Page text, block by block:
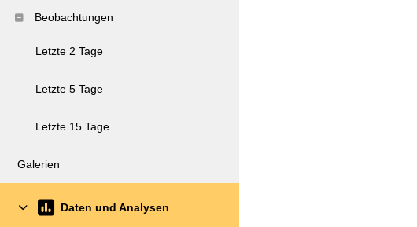
Beobachtungen
Letzte 2 Tage
Letzte 5 Tage
Letzte 15 Tage
Galerien
Daten und Analysen